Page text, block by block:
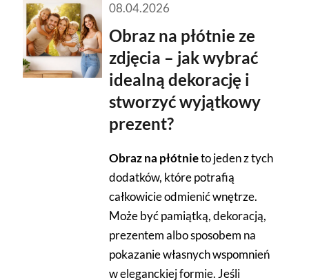
08.04.2026
Obraz na płótnie ze
zdjęcia – jak wybrać
idealną dekorację i
stworzyć wyjątkowy
prezent?
Obraz na płótnieto jeden z tych
dodatków, które potrafią
całkowicie odmienić wnętrze.
Może być pamiątką, dekoracją,
prezentem albo sposobem na
pokazanie własnych wspomnień
w eleganckiej formie. Jeśli